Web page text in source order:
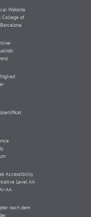
Website
of
Accessibility
Level AA
AA
nach dem